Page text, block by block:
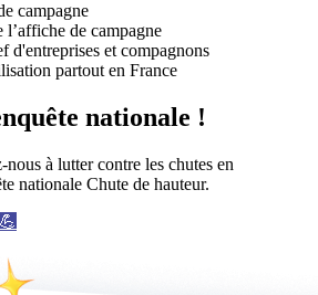
campagne
l’affiche de campagne
d'entreprises et compagnons
partout en France
nationale !
à lutter contre les chutes en
nationale Chute de hauteur.